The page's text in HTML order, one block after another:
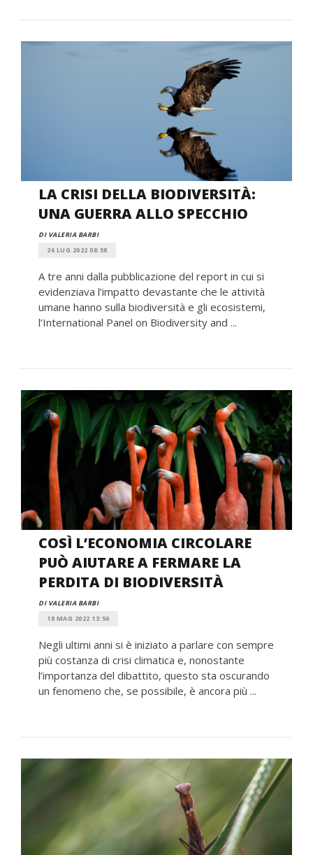
LA CRISI DELLA BIODIVERSITÀ:
UNA GUERRA ALLO SPECCHIO
DI VALERIA BARBI
26 LUG 2022 08:58
A tre anni dalla pubblicazione del report in cui si
evidenziava l’impatto devastante che le attività
umane hanno sulla biodiversità e gli ecosistemi,
l’International Panel on Biodiversity and ...
COSÌ L’ECONOMIA CIRCOLARE
PUÒ AIUTARE A FERMARE LA
PERDITA DI BIODIVERSITÀ
DI VALERIA BARBI
18 MAG 2022 13:56
Negli ultimi anni si è iniziato a parlare con sempre
più costanza di crisi climatica e, nonostante
l’importanza del dibattito, questo sta oscurando
un fenomeno che, se possibile, è ancora più ...